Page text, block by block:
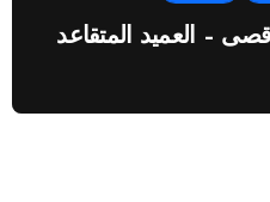
– العميد المتقاعد